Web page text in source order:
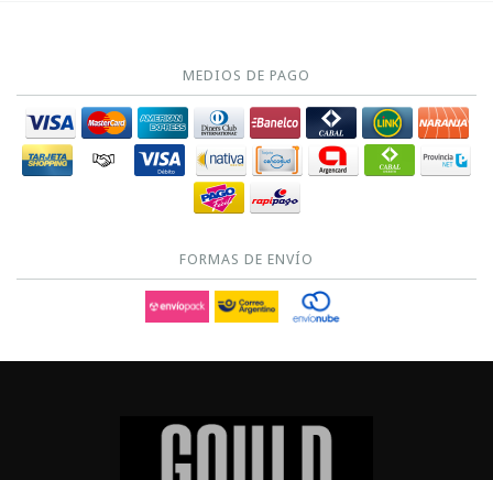
MEDIOS DE PAGO
FORMAS DE ENVÍO